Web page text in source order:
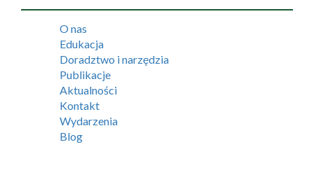
O nas
Edukacja
Doradztwo i narzędzia
Publikacje
Aktualności
Kontakt
Wydarzenia
Blog